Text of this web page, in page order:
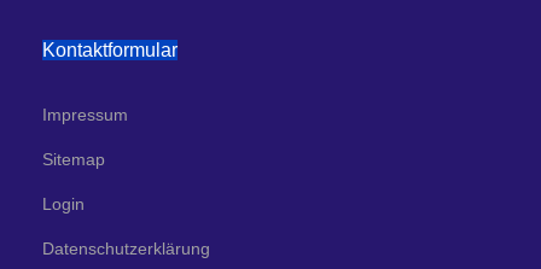
Kontaktformular
Impressum
Sitemap
Login
Datenschutzerklärung